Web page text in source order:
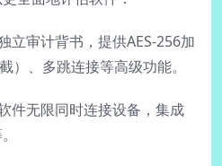
立审计背书，提供AES-256加
）、多跳连接等高级功能。
件无限同时连接设备，集成